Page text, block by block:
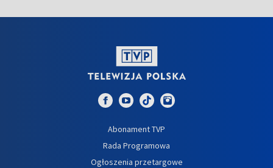
Abonament TVP
Rada Programowa
Ogłoszenia przetargowe